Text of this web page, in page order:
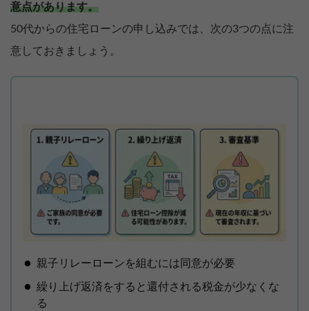
意点があります。
50代からの住宅ローンの申し込みでは、次の3つの点に注
意しておきましょう。
親子リレーローンを組むには同意が必要
繰り上げ返済をすると還付される税金が少なくな
る